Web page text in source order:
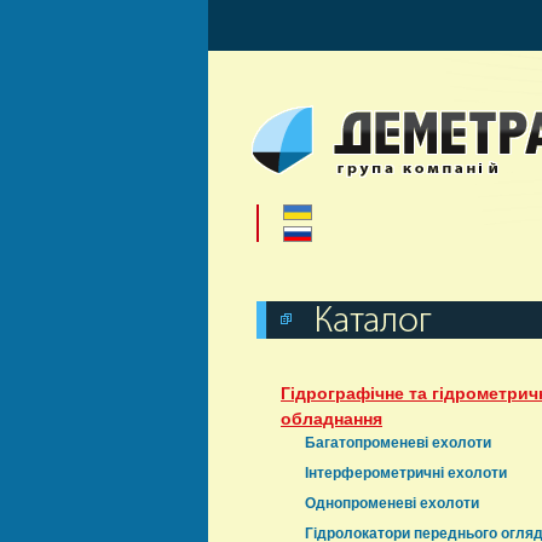
Гідрографічне та
обладнання
Багатопроменеві ехолоти
Інтерферометричні ехолоти
Однопроменеві ехолоти
Гідролокатори переднього